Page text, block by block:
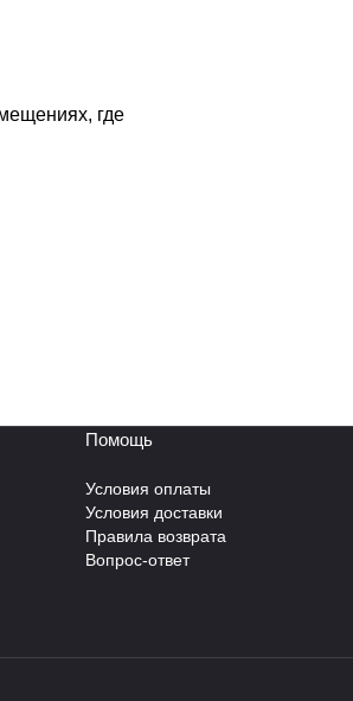
где
Помощь
Условия оплаты
Условия доставки
Правила возврата
Вопрос-ответ